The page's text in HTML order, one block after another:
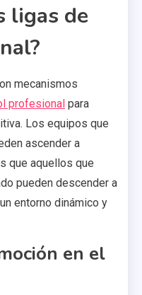
ligas de
mecanismos
profesional para
Los equipos que
ascender a
que aquellos que
pueden descender a
entorno dinámico y
en el